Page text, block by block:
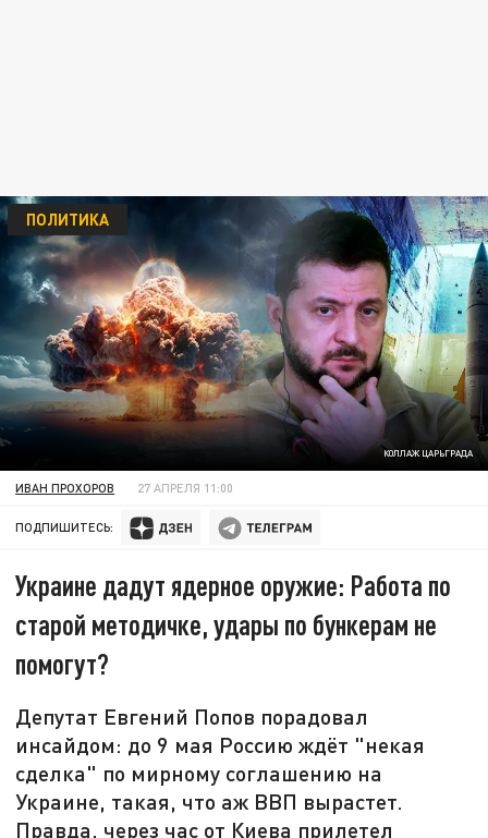
КОЛЛАЖ ЦАРЬГРАДА
ПОЛИТИКА
ИВАН ПРОХОРОВ 27 АПРЕЛЯ 11:00
ПОДПИШИТЕСЬ:
Украине дадут ядерное оружие: Работа по
старой методичке, удары по бункерам не
помогут?
Депутат Евгений Попов порадовал
инсайдом: до 9 мая Россию ждёт "некая
сделка" по мирному соглашению на
Украине, такая, что аж ВВП вырастет.
Правда, через час от Киева прилетел